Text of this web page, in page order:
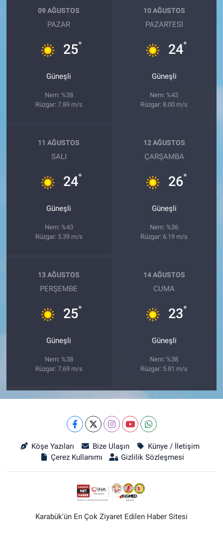
09 AĞUSTOS
PAZAR
25°
Güneşli
Nem: %38
Rüzgar: 7.89 m/s
10 AĞUSTOS
PAZARTESI
24°
Güneşli
Nem: %43
Rüzgar: 8.00 m/s
11 AĞUSTOS
SALI
24°
Güneşli
Nem: %43
Rüzgar: 5.39 m/s
12 AĞUSTOS
ÇARŞAMBA
26°
Güneşli
Nem: %36
Rüzgar: 6.19 m/s
13 AĞUSTOS
PERŞEMBE
25°
Güneşli
Nem: %38
Rüzgar: 7.69 m/s
14 AĞUSTOS
CUMA
23°
Güneşli
Nem: %38
Rüzgar: 5.81 m/s
Köşe Yazıları Bize Ulaşın
Künye / İletişim
Çerez Kullanımı
Gizlilik Sözleşmesi
Karabük'ün En Çok Ziyaret Edilen Haber Sitesi